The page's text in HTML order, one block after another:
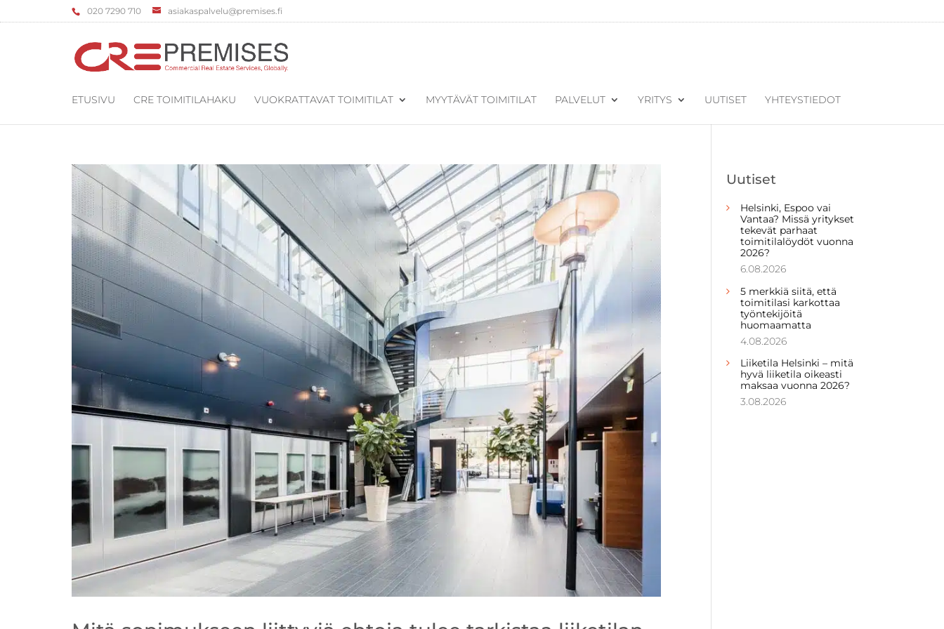
‌020 7290 710 asiakaspalvelu@premises.fi
ETUSIVU CRE TOIMITILAHAKU VUOKRATTAVAT TOIMITILAT MYYTÄVÄT TOIMITILAT PALVELUT YRITYS UUTISET YHTEYSTIEDOT
Uutiset
Helsinki, Espoo vai
Vantaa? Missä yritykset
tekevät parhaat
toimitilalöydöt vuonna
2026?
6.08.2026
5 merkkiä siitä, että
toimitilasi karkottaa
työntekijöitä
huomaamatta
4.08.2026
Liiketila Helsinki – mitä
hyvä liiketila oikeasti
maksaa vuonna 2026?
3.08.2026